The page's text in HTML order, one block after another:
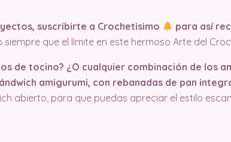
suscribirte a Crochetisimo
para así
siempre que el límite en este hermoso Arte del
de tocino? ¿O cualquier combinación de los
amigurumi, con rebanadas de pan
abierto, para que puedas apreciar el estilo